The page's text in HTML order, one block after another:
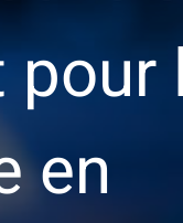
en